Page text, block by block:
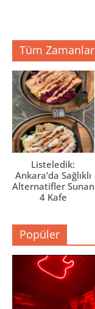
Tüm Zamanlar
Listeledik:
Ankara’da Sağlıklı
Alternatifler Sunan
4 Kafe
Popüler